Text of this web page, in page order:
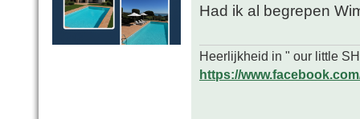
Had ik al begrepen
Heerlijkheid in " our little
https://